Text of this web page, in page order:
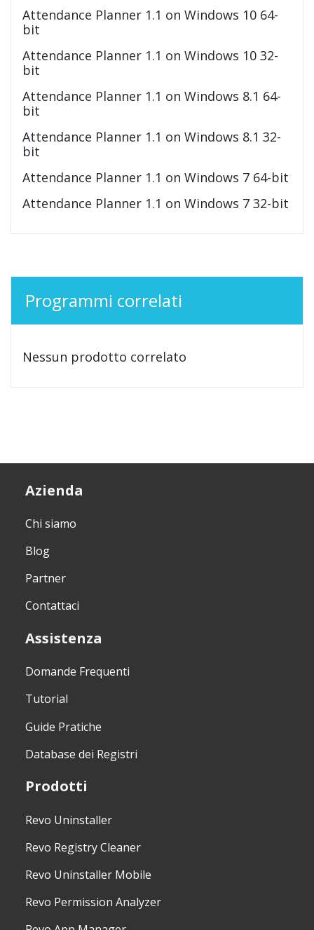
Attendance Planner 1.1 on Windows 10 64-
bit
Attendance Planner 1.1 on Windows 10 32-
bit
Attendance Planner 1.1 on Windows 8.1 64-
bit
Attendance Planner 1.1 on Windows 8.1 32-
bit
Attendance Planner 1.1 on Windows 7 64-bit
Attendance Planner 1.1 on Windows 7 32-bit
Programmi correlati
Nessun prodotto correlato
Azienda
Chi siamo
Blog
Partner
Contattaci
Assistenza
Domande Frequenti
Tutorial
Guide Pratiche
Database dei Registri
Prodotti
Revo Uninstaller
Revo Registry Cleaner
Revo Uninstaller Mobile
Revo Permission Analyzer